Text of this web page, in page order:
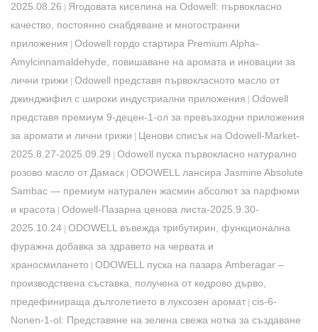
2025.08.26
Ягодовата киселина на Odowell: първокласно
качество, постоянно снабдяване и многостранни
приложения
Odowell гордо стартира Premium Alpha-
Amylcinnamaldehyde, повишаване на аромата и иновации за
лични грижи
Odowell представя първокласното масло от
джинджифил с широки индустриални приложения
Odowell
представя премиум 9-децен-1-ол за превъзходни приложения
за аромати и лични грижи
Ценови списък на Odowell-Market-
2025.8.27-2025.09.29
​Odowell пуска първокласно натурално
розово масло от Дамаск ​ODOWELL лансира Jasmine Absolute
Sambac — премиум натурален жасмин абсолют за парфюми
и красота Odowell-Пазарна ценова листа-2025.9.30-
2025.10.24 ​ODOWELL въвежда трибутирин, функционална
фуражна добавка за здравето на червата и
храносмилането
ODOWELL пуска на пазара Amberagar –
производствена съставка, получена от кедрово дърво,
предефинираща дълголетието в луксозен аромат ​cis-6-
Nonen-1-ol: Представяне на зелена свежа нотка за създаване